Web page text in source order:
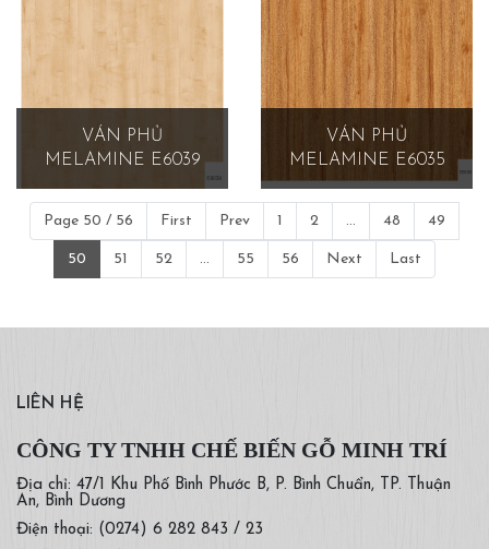
VÁN PHỦ
MELAMINE E6039
VÁN PHỦ
MELAMINE E6035
Page 50 / 56 First Prev 1 2 ... 48 49
50 51 52 ... 55 56 Next Last
LIÊN HỆ
CÔNG TY TNHH CHẾ BIẾN GỖ MINH TRÍ
Địa chỉ: 47/1 Khu Phố Bình Phước B, P. Bình Chuẩn, TP. Thuận
An, Bình Dương
Điện thoại: (0274) 6 282 843 / 23